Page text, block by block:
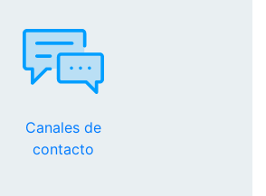
Canales de
contacto